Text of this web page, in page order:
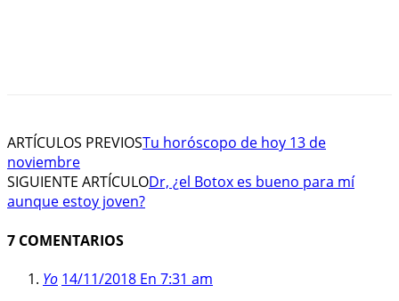
ARTÍCULOS PREVIOSTu horóscopo de hoy 13 de
noviembre
SIGUIENTE ARTÍCULODr, ¿el Botox es bueno para mí
aunque estoy joven?
7 COMENTARIOS
Yo 14/11/2018 En 7:31 am